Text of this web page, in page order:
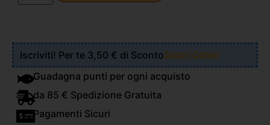
Iscriviti! Per te 3,50 € di ScontoScopri Come!
Guadagna punti per ogni acquisto
da 85 € Spedizione Gratuita
Pagamenti Sicuri